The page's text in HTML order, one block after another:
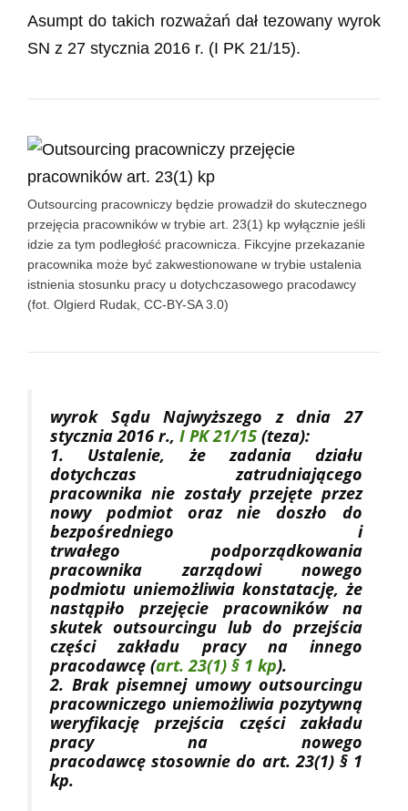
Asumpt do takich rozważań dał tezowany wyrok
SN z 27 stycznia 2016 r. (I PK 21/15).
Outsourcing pracowniczy będzie prowadził do skutecznego
przejęcia pracowników w trybie art. 23(1) kp wyłącznie jeśli
idzie za tym podległość pracownicza. Fikcyjne przekazanie
pracownika może być zakwestionowane w trybie ustalenia
istnienia stosunku pracy u dotychczasowego pracodawcy
(fot. Olgierd Rudak, CC-BY-SA 3.0)
wyrok Sądu Najwyższego z dnia 27
stycznia 2016 r., I PK 21/15 (teza):
1. Ustalenie, że zadania działu
dotychczas zatrudniającego
pracownika nie zostały przejęte przez
nowy podmiot oraz nie doszło do
bezpośredniego i
trwałego podporządkowania
pracownika zarządowi nowego
podmiotu uniemożliwia konstatację, że
nastąpiło przejęcie pracowników na
skutek outsourcingu lub do przejścia
części zakładu pracy na innego
pracodawcę (art. 23(1) § 1 kp).
2. Brak pisemnej umowy outsourcingu
pracowniczego uniemożliwia pozytywną
weryfikację przejścia części zakładu
pracy na nowego
pracodawcę stosownie do art. 23(1) § 1
kp.